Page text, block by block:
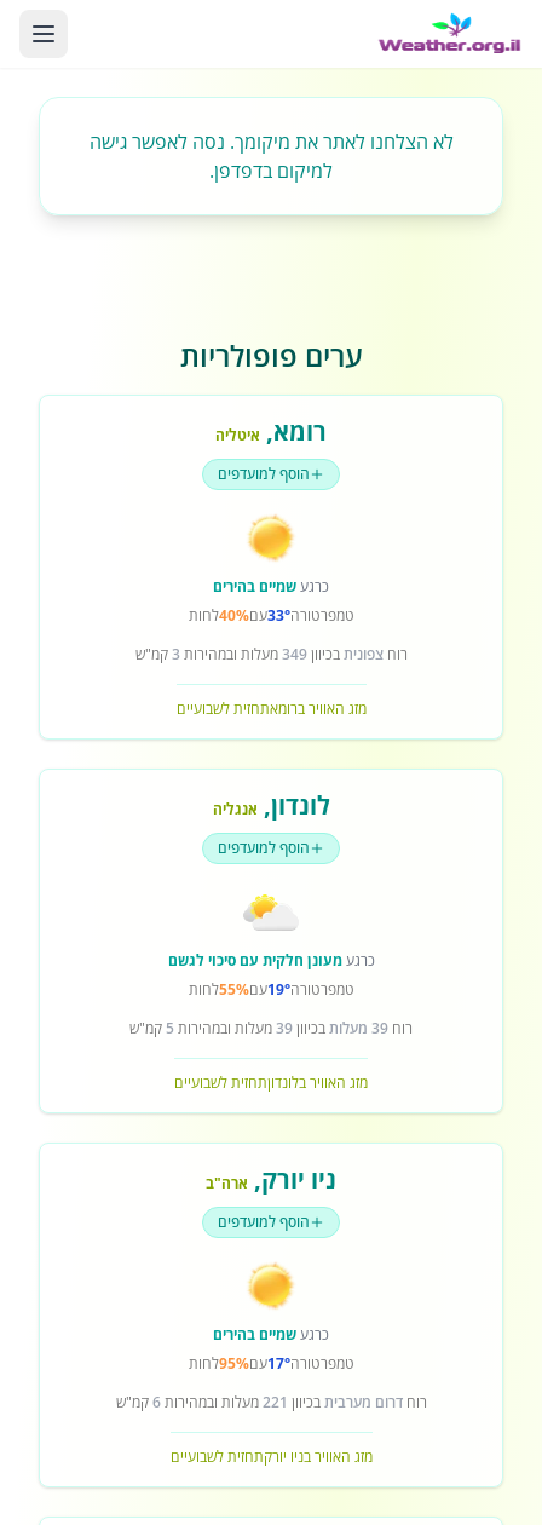
לא הצלחנו לאתר את מיקומך. נסה לאפשר גישה
למיקום בדפדפן.
ערים פופולריות
רומא, איטליה
הוסף למועדפים
כרגעשמיים בהירים
טמפרטורה33°עם40%לחות
רוחצפוניתבכיוון349מעלות ובמהירות 3קמ"ש
מזג האוויר ברומאתחזית לשבועיים
לונדון, אנגליה
הוסף למועדפים
כרגעמעונן חלקית עם סיכוי לגשם
טמפרטורה19°עם55%לחות
רוח 39 מעלות בכיוון39מעלות ובמהירות 5 קמ"ש
מזג האוויר בלונדוןתחזית לשבועיים
ניו יורק, ארה"ב
הוסף למועדפים
כרגעשמיים בהירים
טמפרטורה17°עם95%לחות
רוחדרום מערביתבכיוון 221מעלות ובמהירות6קמ"ש
מזג האוויר בניו יורקתחזית לשבועיים